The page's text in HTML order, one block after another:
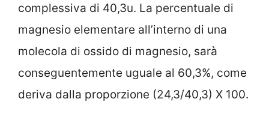
complessiva di 40,3u. La percentuale di
magnesio elementare all’interno di una
molecola di ossido di magnesio, sarà
conseguentemente uguale al 60,3%, come
deriva dalla proporzione (24,3/40,3) X 100.